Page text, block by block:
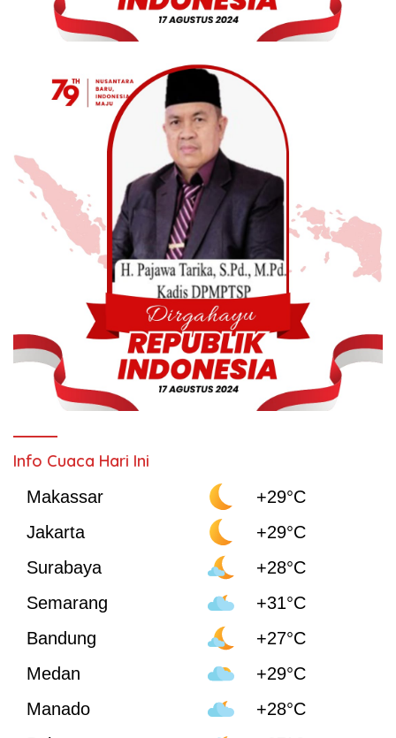
Info Cuaca Hari Ini
Makassar
+29°C
Jakarta
+29°C
Surabaya
+28°C
Semarang
+31°C
Bandung
+27°C
Medan
+29°C
Manado
+28°C